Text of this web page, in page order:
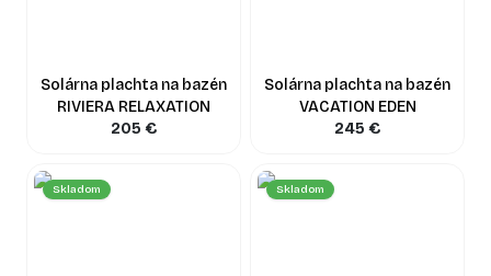
Solárna plachta na bazén
RIVIERA RELAXATION
205 €
Solárna plachta na bazén
VACATION EDEN
245 €
Skladom Skladom